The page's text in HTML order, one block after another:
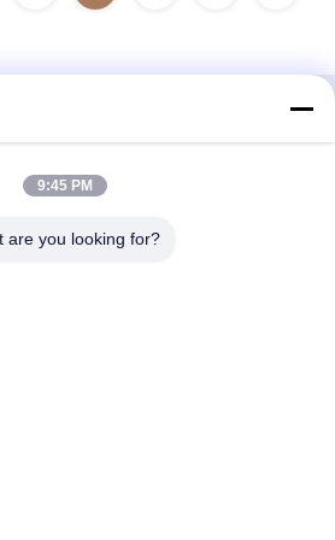
Hua Yi, calle Wugang, área de
9:45 PM
are you looking for?